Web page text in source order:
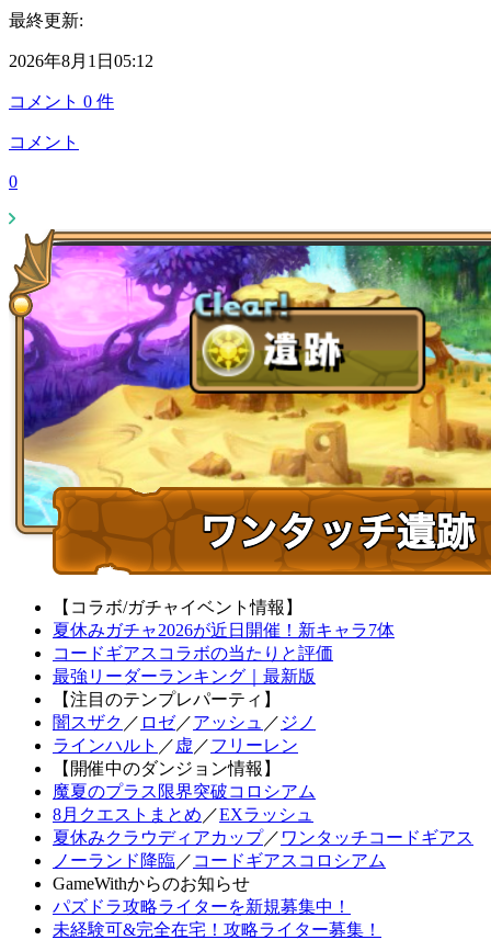
最終更新:
2026年8月1日05:12
コメント 0 件
コメント
0
【コラボ/ガチャイベント情報】
夏休みガチャ2026が近日開催！新キャラ7体
コードギアスコラボの当たりと評価
最強リーダーランキング｜最新版
【注目のテンプレパーティ】
闇スザク ／ ロゼ／アッシュ ／ ジノ
ラインハルト ／ 虚 ／フリーレン
【開催中のダンジョン情報】
魔夏のプラス限界突破コロシアム
8月クエストまとめ ／EXラッシュ
夏休みクラウディアカップ／ ワンタッチコードギアス
ノーランド降臨／ コードギアスコロシアム
GameWithからのお知らせ
パズドラ攻略ライターを新規募集中！
未経験可&完全在宅！攻略ライター募集！